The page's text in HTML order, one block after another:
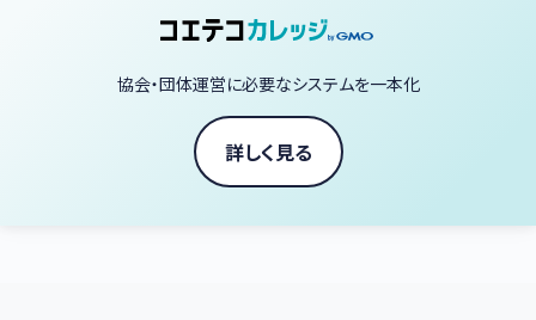
協会・団体運営に必要なシステムを一本化
詳しく見る